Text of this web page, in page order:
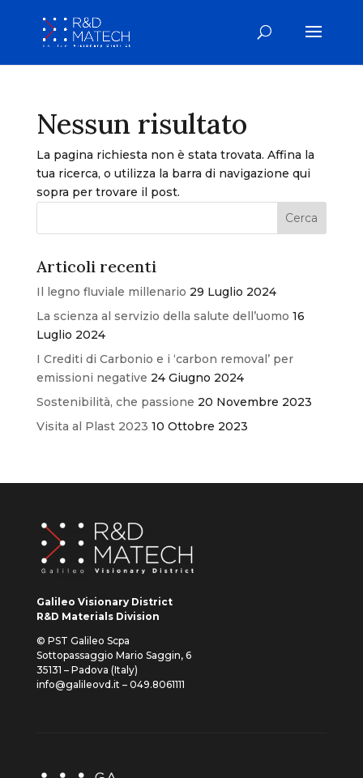
Nessun risultato
La pagina richiesta non è stata trovata. Affina la
tua ricerca, o utilizza la barra di navigazione qui
sopra per trovare il post.
Articoli recenti
Il legno fluviale millenario 29 Luglio 2024
La scienza al servizio della salute dell’uomo 16
Luglio 2024
I Crediti di Carbonio e i ‘carbon removal’ per
emissioni negative 24 Giugno 2024
Sostenibilità, che passione 20 Novembre 2023
Visita al Plast 2023 10 Ottobre 2023
Galileo Visionary District
R&D Materials Division
© PST Galileo Scpa
Sottopassaggio Mario Saggin, 6
35131 – Padova (Italy)
info@galileovd.it – 049.8061111